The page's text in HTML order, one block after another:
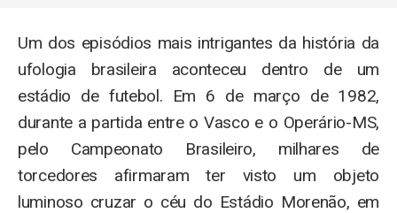
Um dos episódios mais intrigantes da história da
ufologia brasileira aconteceu dentro de um
estádio de futebol. Em 6 de março de 1982,
durante a partida entre o Vasco e o Operário-MS,
pelo Campeonato Brasileiro, milhares de
torcedores afirmaram ter visto um objeto
luminoso cruzar o céu do Estádio Morenão, em